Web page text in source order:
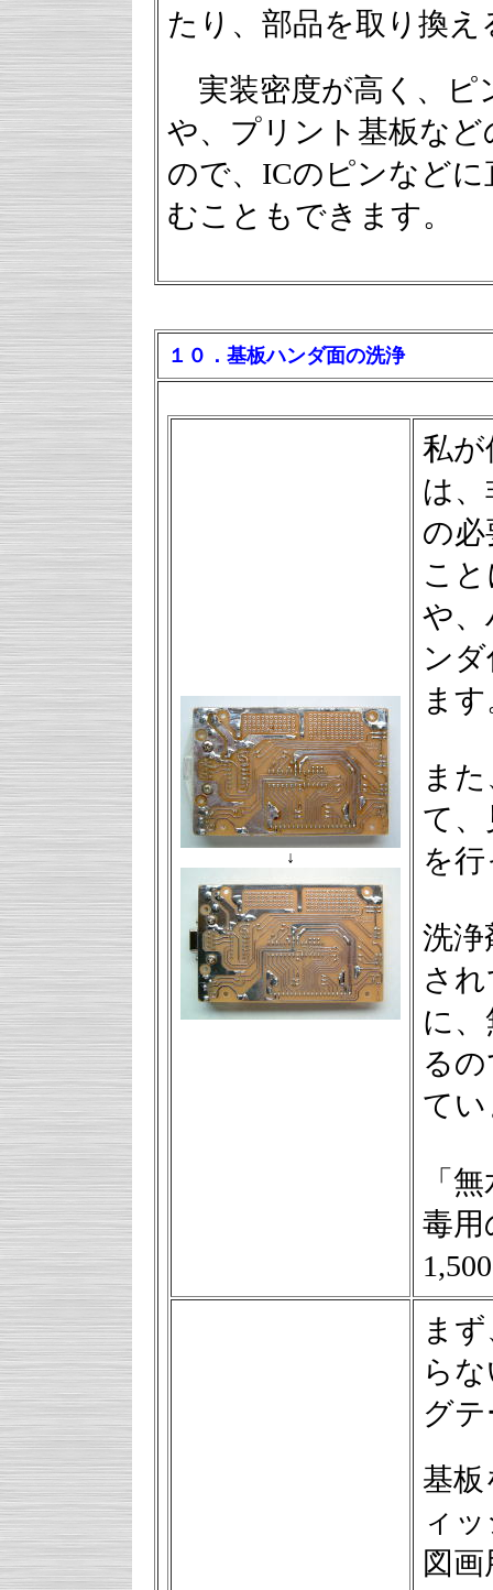
たり、部品を取り換
実装密度が高く、ピ
や、プリント基板な
ので、ICのピンなど
むこともできます。
１０．基板ハンダ面の洗浄
↓
私
は
の
こ
や、
ン
ま
ま
て
を
洗浄
さ
に
る
て
「
毒用
ま
ら
グ
基
ィ
図